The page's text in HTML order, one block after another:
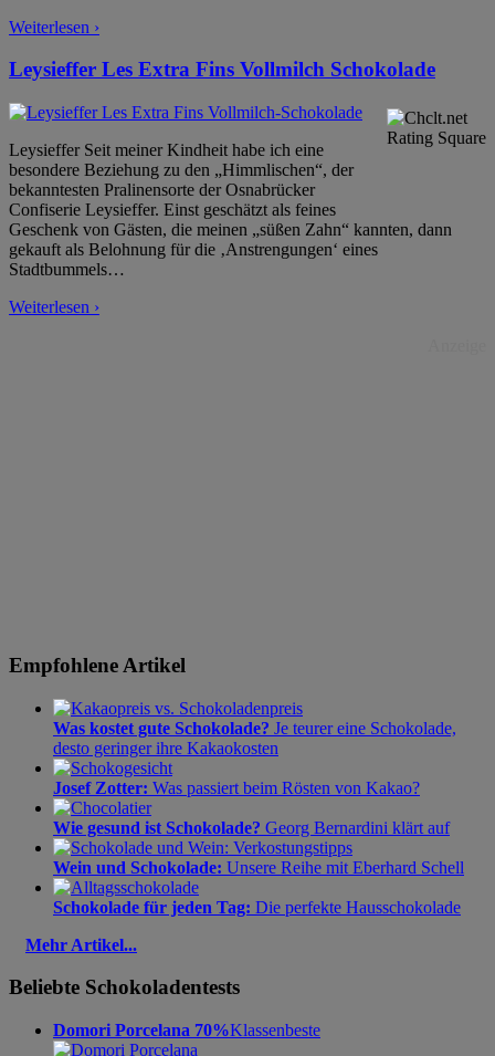
Weiterlesen ›
Leysieffer Les Extra Fins Vollmilch Schokolade
Leysieffer Seit meiner Kindheit habe ich eine
besondere Beziehung zu den „Himmlischen“, der
bekanntesten Pralinensorte der Osnabrücker
Confiserie Leysieffer. Einst geschätzt als feines
Geschenk von Gästen, die meinen „süßen Zahn“ kannten, dann
gekauft als Belohnung für die ‚Anstrengungen‘ eines
Stadtbummels…
Weiterlesen ›
Empfohlene Artikel
Was kostet gute Schokolade? Je teurer eine Schokolade,
desto geringer ihre Kakaokosten
Josef Zotter: Was passiert beim Rösten von Kakao?
Wie gesund ist Schokolade? Georg Bernardini klärt auf
Wein und Schokolade: Unsere Reihe mit Eberhard Schell
Schokolade für jeden Tag: Die perfekte Hausschokolade
Mehr Artikel...
Beliebte Schokoladentests
Domori Porcelana 70%Klassenbeste